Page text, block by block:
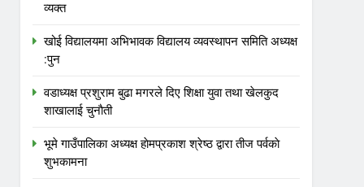
व्यक्त
खोई विद्यालयमा अभिभावक विद्यालय व्यवस्थापन समिति अध्यक्ष
:पुन
वडाध्यक्ष प्रशुराम बुढा मगरले दिए शिक्षा युवा तथा खेलकुद
शाखालाई चुनाैती
भूमे गाउँपालिका अध्यक्ष हाेमप्रकाश श्रेष्ठ द्वारा तीज पर्वकाे
शुभकामना